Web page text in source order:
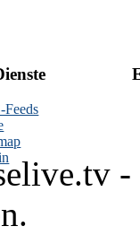
Feeds
-